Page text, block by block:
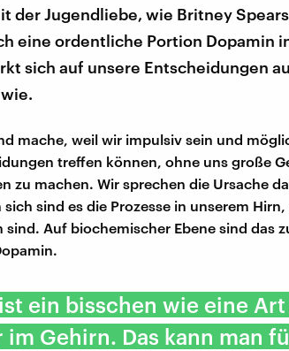
der Jugendliebe, wie Britney
eine ordentliche Portion Dopamin
sich auf unsere Entscheidungen
mache, weil wir impulsiv sein und
treffen können, ohne uns große
zu machen. Wir sprechen die Ursache
sind es die Prozesse in unserem
Auf biochemischer Ebene sind das
ein bisschen wie eine
im Gehirn. Das kann man